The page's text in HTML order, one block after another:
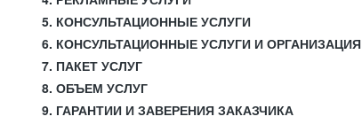
5. КОНСУЛЬТАЦИОННЫЕ УСЛУГИ
6. КОНСУЛЬТАЦИОННЫЕ УСЛУГИ И
7. ПАКЕТ УСЛУГ
8. ОБЪЕМ УСЛУГ
9. ГАРАНТИИ И ЗАВЕРЕНИЯ ЗАКАЗЧИКА